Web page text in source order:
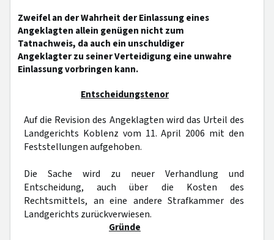
Zweifel an der Wahrheit der Einlassung eines
Angeklagten allein genügen nicht zum
Tatnachweis, da auch ein unschuldiger
Angeklagter zu seiner Verteidigung eine unwahre
Einlassung vorbringen kann.
Entscheidungstenor
Auf die Revision des Angeklagten wird das Urteil des
Landgerichts Koblenz vom 11. April 2006 mit den
Feststellungen aufgehoben.
Die Sache wird zu neuer Verhandlung und
Entscheidung, auch über die Kosten des
Rechtsmittels, an eine andere Strafkammer des
Landgerichts zurückverwiesen.
Gründe